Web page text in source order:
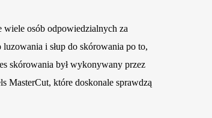
osób odpowiedzialnych za
i słup do skórowania po to,
skórowania był wykonywany przez
MasterCut, które doskonale sprawdzą